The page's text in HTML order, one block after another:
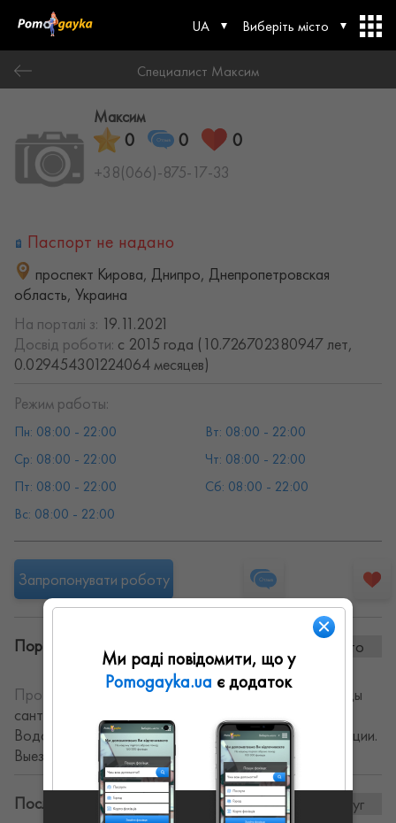
UA Виберіть місто
Специалист Максим
Максим
0 0 0
+38(066)-875-17-33
Паспорт не надано
проспект Кирова, Днипро, Днепропетровская
область, Украина
На порталі з: 19.11.2021
Досвід роботи: с 2015 года (10.726702380947 лет,
0.029454301224064 месяцев)
Режим работы:
Пн: 08:00 - 22:00
Вт: 08:00 - 22:00
Ср: 08:00 - 22:00
Чт: 08:00 - 22:00
Пт: 08:00 - 22:00
Сб: 08:00 - 22:00
Вс: 08:00 - 22:00
Запропонувати роботу
Портфоліо винаних робіт: 0 фото
Про себе:
Сантехник / услуги сантехника. Любые виды
сантехнических работ и все что связано с водой!
Водоочистка. Автоматический полив. Насосные станции.
Выезд платный, диагностика бесплатно.
Послуги та ціни:
17послуг
Ми раді повідомити, що у
Pomogayka.ua є додаток